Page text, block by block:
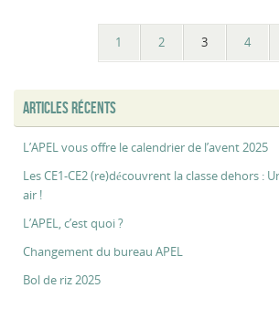
1 2 3 4
ARTICLES RÉCENTS
L’APEL vous offre le calendrier de l’avent 2025
Les CE1-CE2 (re)découvrent la classe dehors :
air !
L’APEL, c’est quoi ?
Changement du bureau APEL
Bol de riz 2025